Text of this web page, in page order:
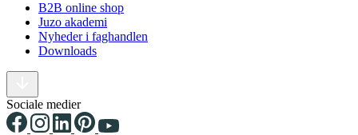
B2B online shop
Juzo akademi
Nyheder i faghandlen
Downloads
Sociale medier